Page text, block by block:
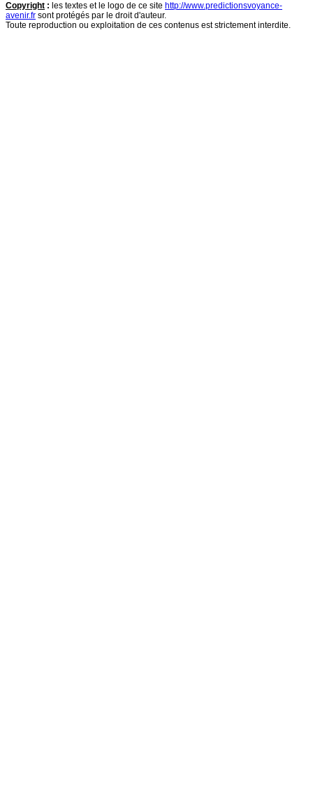
Copyright : les textes et le logo de ce site http://www.predictionsvoyance-
avenir.fr sont protégés par le droit d'auteur.
Toute reproduction ou exploitation de ces contenus est strictement interdite.